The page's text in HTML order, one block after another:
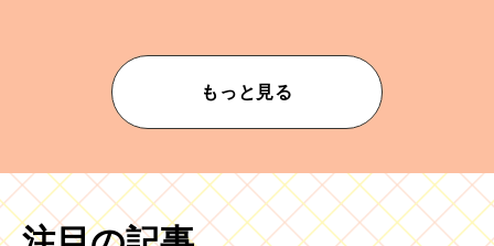
もっと見る